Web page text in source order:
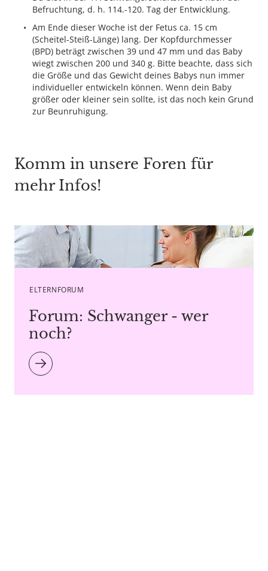
Befruchtung, d. h. 114.-120. Tag der Entwicklung.
Am Ende dieser Woche ist der Fetus ca. 15 cm
(Scheitel-Steiß-Länge) lang. Der Kopfdurchmesser
(BPD) beträgt zwischen 39 und 47 mm und das Baby
wiegt zwischen 200 und 340 g. Bitte beachte, dass sich
die Größe und das Gewicht deines Babys nun immer
individueller entwickeln können. Wenn dein Baby
größer oder kleiner sein sollte, ist das noch kein Grund
zur Beunruhigung.
Komm in unsere Foren für
mehr Infos!
Copyright agency stock.adobe.com
ELTERNFORUM
Forum: Schwanger - wer
noch?